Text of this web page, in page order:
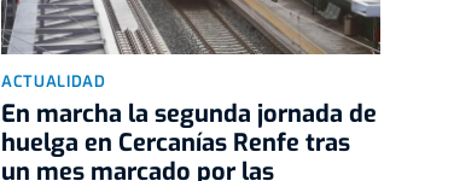
ACTUALIDAD
En marcha la segunda jornada de
huelga en Cercanías Renfe tras
un mes marcado por las